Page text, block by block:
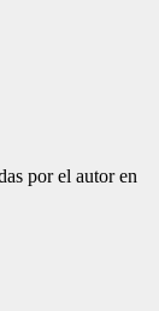
por el autor en